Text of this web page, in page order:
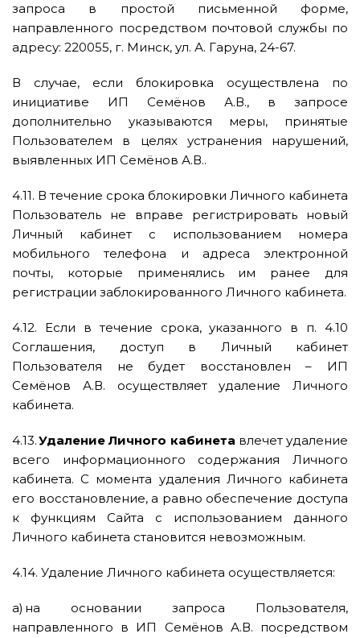
запроса в простой письменной форме,
направленного посредством почтовой службы по
адресу: 220055, г. Минск, ул. А. Гаруна, 24-67.
В случае, если блокировка осуществлена по
инициативе ИП Семёнов А.В., в запросе
дополнительно указываются меры, принятые
Пользователем в целях устранения нарушений,
выявленных ИП Семёнов А.В..
4.11. В течение срока блокировки Личного кабинета
Пользователь не вправе регистрировать новый
Личный кабинет с использованием номера
мобильного телефона и адреса электронной
почты, которые применялись им ранее для
регистрации заблокированного Личного кабинета.
4.12. Если в течение срока, указанного в п. 4.10
Соглашения, доступ в Личный кабинет
Пользователя не будет восстановлен – ИП
Семёнов А.В. осуществляет удаление Личного
кабинета.
4.13.Удаление Личного кабинета влечет удаление
всего информационного содержания Личного
кабинета. С момента удаления Личного кабинета
его восстановление, а равно обеспечение доступа
к функциям Сайта с использованием данного
Личного кабинета становится невозможным.
4.14. Удаление Личного кабинета осуществляется:
а) на основании запроса Пользователя,
направленного в ИП Семёнов А.В. посредством